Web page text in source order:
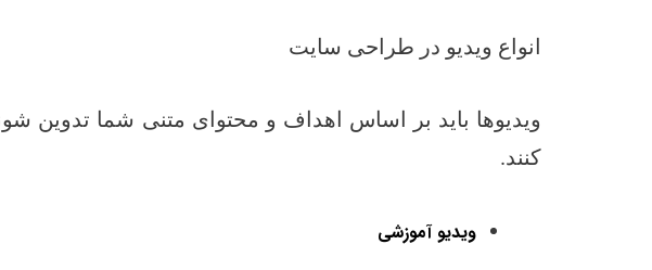
انواع ویدیو در طراحی سایت
ویدیوها باید بر اساس اهداف و محتوای متنی شما تدوین
کنند.
ویدیو آموزشی